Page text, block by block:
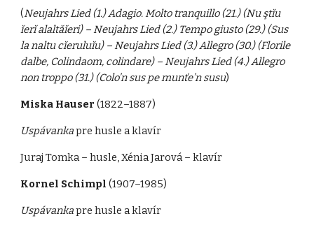
(Neujahrs Lied (1.) Adagio. Molto tranquillo (21.) (Nu ştĭu
ĭerĭ alaltăĭeri) – Neujahrs Lied (2.) Tempo giusto (29.) (Sus
la naltu cĭeruluĭu) – Neujahrs Lied (3.) Allegro (30.) (Florile
dalbe, Colindaom, colindare) – Neujahrs Lied (4.) Allegro
non troppo (31.) (Colo’n sus pe munťe’n susu)
Miska Hauser(1822–1887)
Uspávankapre husle a klavír
Juraj Tomka – husle, Xénia Jarová – klavír
Kornel Schimpl(1907–1985)
Uspávankapre husle a klavír